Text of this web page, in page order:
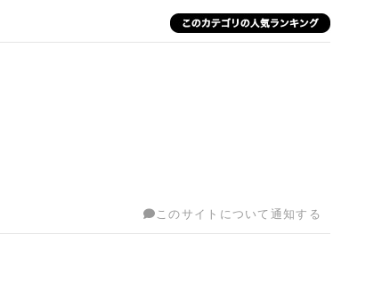
このサイトについて通知する